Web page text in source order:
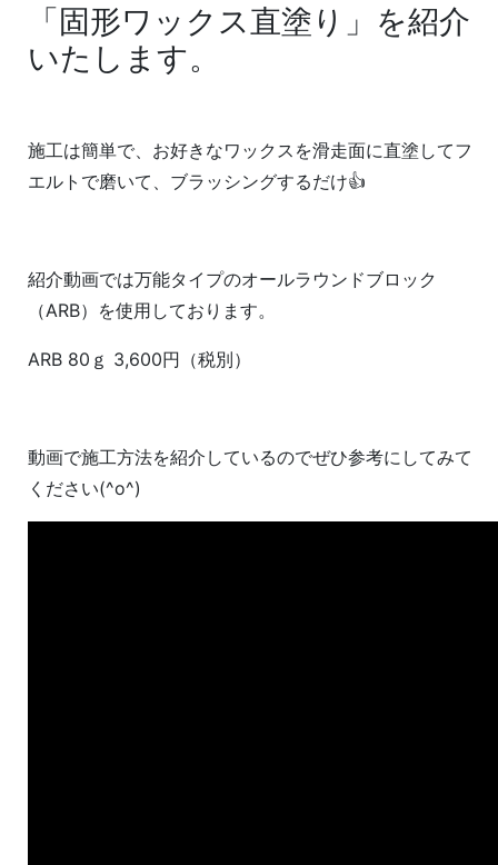
「固形ワックス直塗り」を紹介
いたします。
施工は簡単で、お好きなワックスを滑走面に直塗してフ
エルトで磨いて、ブラッシングするだけ👍
紹介動画では万能タイプのオールラウンドブロック
（ARB）を使用しております。
ARB 80ｇ 3,600円（税別）
動画で施工方法を紹介しているのでぜひ参考にしてみて
ください(^o^)